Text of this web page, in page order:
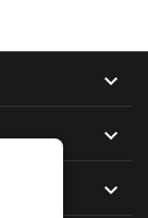


